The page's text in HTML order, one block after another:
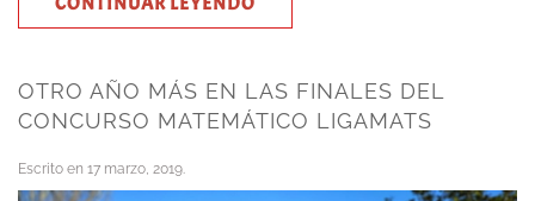
OTRO AÑO MÁS EN LAS FINALES DEL
CONCURSO MATEMÁTICO LIGAMATS
Escrito en 17 marzo, 2019.